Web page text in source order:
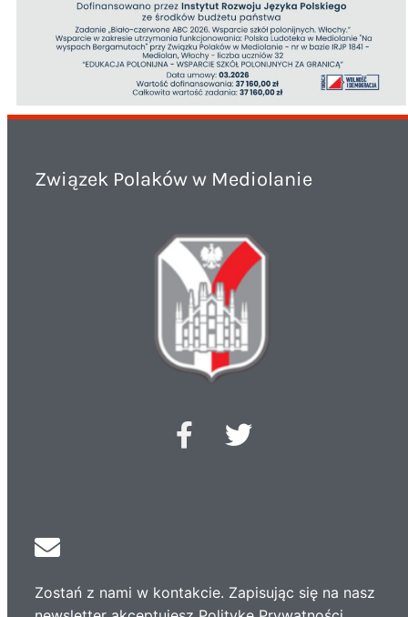
Związek Polaków w Mediolanie
Zostań z nami w kontakcie. Zapisując się na nasz